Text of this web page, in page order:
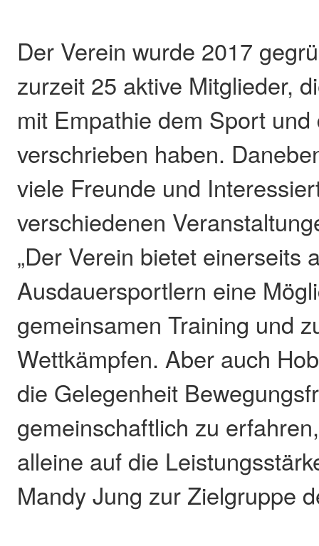
Der Verein wurde 2017
zurzeit 25 aktive Mitglieder,
mit Empathie dem Sport
verschrieben haben.
viele Freunde und
verschiedenen
„Der Verein bietet einerseits
Ausdauersportlern eine
gemeinsamen Training und
Wettkämpfen. Aber auch
die Gelegenheit
gemeinschaftlich zu
alleine auf die
Mandy Jung zur Zielgruppe